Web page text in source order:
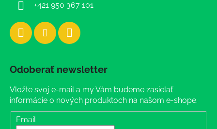
+421 950 367 101
Odoberať newsletter
Vložte svoj e-mail a my Vám budeme zasielať
informácie o nových produktoch na našom e-shope.
Email